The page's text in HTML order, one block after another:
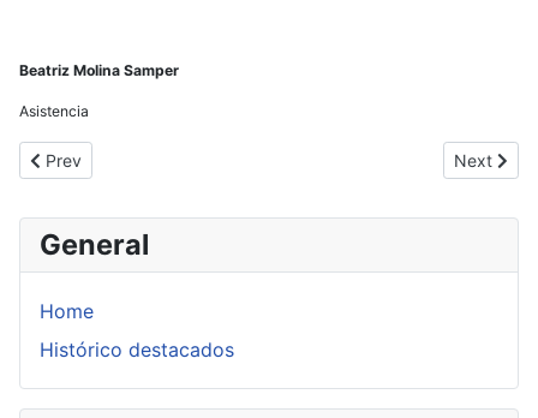
General
Home
Histórico destacados
Beatriz Molina Samper
Asistencia
Previous article: 32o Colóquio Brasileiro de Matemática (Rio de
Prev Next
Next